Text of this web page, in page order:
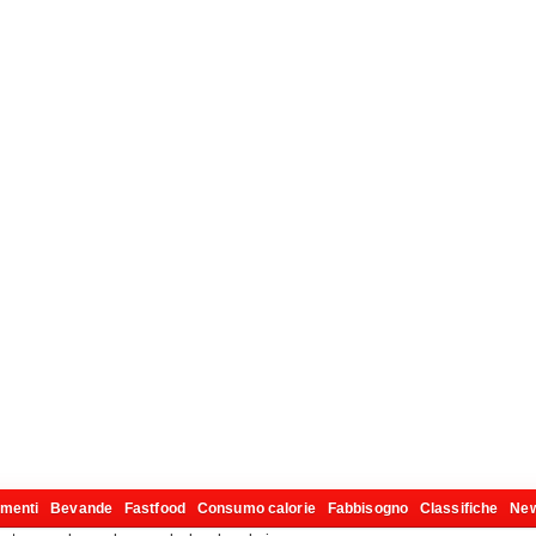
Bevande Fastfood Consumo calorie Fabbisogno Classifiche